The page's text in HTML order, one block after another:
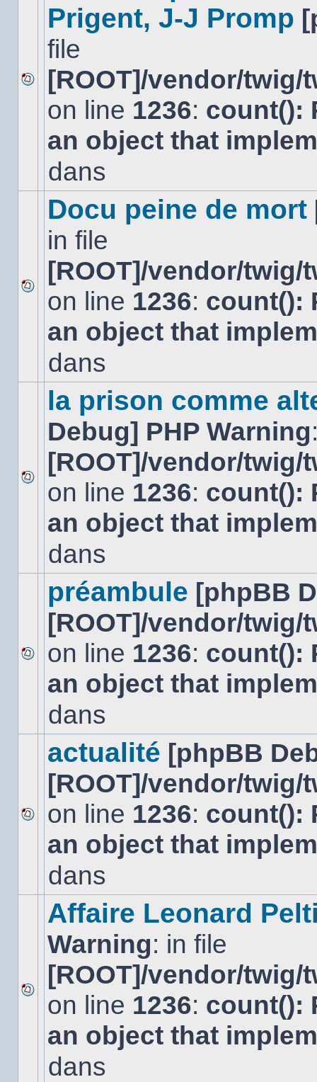
Aucun
nouveau
message
sujet.
Prigent, J-J Promp
file
[ROOT]/vendor/
on line 1236: count():
an object that
dans
Aucun
nouveau
message
non-
dans
sujet.
Docu peine de mort
in file
[ROOT]/vendor/
on line 1236: count():
an object that
dans
Aucun
nouveau
message
non-
dans
la prison comme
Debug] PHP Warning
[ROOT]/vendor/
on line 1236: count():
an object that
dans
Aucun
nouveau
message
sujet.
préambule [phpBB
[ROOT]/vendor/
on line 1236: count():
an object that
dans
Aucun
nouveau
message
sujet.
actualité [phpBB
[ROOT]/vendor/
on line 1236: count():
an object that
dans
Aucun
nouveau
message
non-
dans
Affaire Leonard
Warning: in file
[ROOT]/vendor/
on line 1236: count():
an object that
dans